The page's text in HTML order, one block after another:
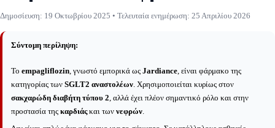
Δημοσίευση: 19 Οκτωβρίου 2025 • Τελευταία ενημέρωση: 25 Απριλίου 2026
Σύντομη περίληψη:
Το empagliflozin, γνωστό εμπορικά ως Jardiance, είναι φάρμακο της
κατηγορίας των SGLT2 αναστολέων. Χρησιμοποιείται κυρίως στον
σακχαρώδη διαβήτη τύπου 2, αλλά έχει πλέον σημαντικό ρόλο και στην
προστασία της καρδιάςκαι των νεφρών.